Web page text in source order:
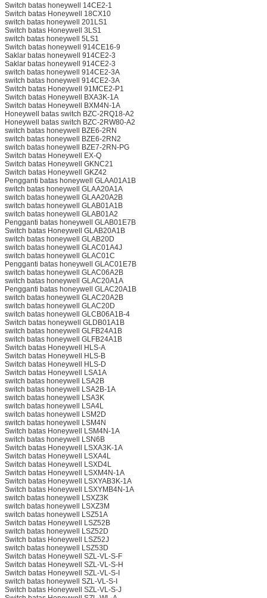
Switch batas honeywell 14CE2-1
Switch batas Honeywell 18CX10
switch batas honeywell 201LS1
Switch batas Honeywell 3LS1
switch batas honeywell 5LS1
Switch batas honeywell 914CE16-9
Saklar batas honeywell 914CE2-3
Saklar batas honeywell 914CE2-3
switch batas honeywell 914CE2-3A
switch batas honeywell 914CE2-3A
Switch batas Honeywell 91MCE2-P1
Switch batas Honeywell BXA3K-1A
Switch batas Honeywell BXM4N-1A
Honeywell batas switch BZC-2RQ18-A2
Honeywell batas switch BZC-2RW80-A2
switch batas honeywell BZE6-2RN
switch batas honeywell BZE6-2RN2
switch batas honeywell BZE7-2RN-PG
Switch batas Honeywell EX-Q
Switch batas Honeywell GKNC21
Switch batas Honeywell GKZ42
Pengganti batas honeywell GLAA01A1B
switch batas honeywell GLAA20A1A
switch batas honeywell GLAA20A2B
switch batas honeywell GLAB01A1B
switch batas honeywell GLAB01A2
Pengganti batas honeywell GLAB01E7B
Switch batas Honeywell GLAB20A1B
switch batas honeywell GLAB20D
switch batas honeywell GLAC01A4J
switch batas honeywell GLAC01C
Pengganti batas honeywell GLAC01E7B
switch batas honeywell GLAC06A2B
switch batas honeywell GLAC20A1A
Pengganti batas honeywell GLAC20A1B
switch batas honeywell GLAC20A2B
switch batas honeywell GLAC20D
switch batas honeywell GLCB06A1B-4
Switch batas honeywell GLDB01A1B
switch batas honeywell GLFB24A1B
switch batas honeywell GLFB24A1B
Switch batas Honeywell HLS-A
Switch batas Honeywell HLS-B
Switch batas Honeywell HLS-D
Switch batas Honeywell LSA1A
switch batas honeywell LSA2B
switch batas honeywell LSA2B-1A
switch batas honeywell LSA3K
switch batas honeywell LSA4L
switch batas honeywell LSM2D
switch batas honeywell LSM4N
Switch batas Honeywell LSM4N-1A
switch batas honeywell LSN6B
Switch batas Honeywell LSXA3K-1A
Switch batas Honeywell LSXA4L
Switch batas Honeywell LSXD4L
Switch batas Honeywell LSXM4N-1A
Switch batas Honeywell LSXYAB3K-1A
Switch batas Honeywell LSXYMB4N-1A
switch batas honeywell LSXZ3K
switch batas honeywell LSXZ3M
switch batas honeywell LSZ51A
Switch batas Honeywell LSZ52B
switch batas honeywell LSZ52D
Switch batas Honeywell LSZ52J
switch batas honeywell LSZ53D
Switch batas Honeywell SZL-VL-S-F
Switch batas Honeywell SZL-VL-S-H
Switch batas Honeywell SZL-VL-S-I
switch batas honeywell SZL-VL-S-I
Switch batas Honeywell SZL-VL-S-J